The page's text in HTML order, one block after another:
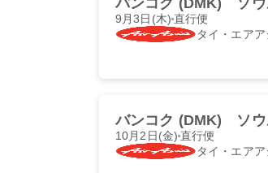
バンコク (DMK) ソ
9月3日(木) 直行便
タイ・エアア
バンコク (DMK) ソ
10月2日(金)直行便
タイ・エアア